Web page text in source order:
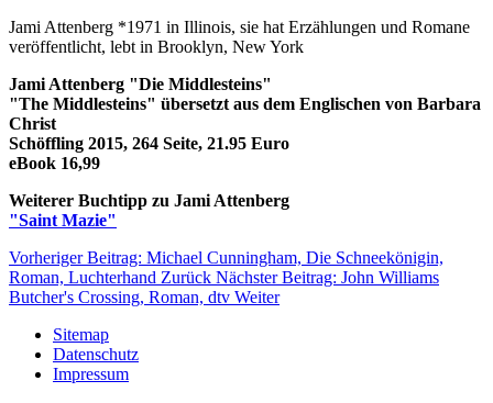
Jami Attenberg *1971 in Illinois, sie hat Erzählungen und Romane
veröffentlicht, lebt in Brooklyn, New York
Jami Attenberg "Die Middlesteins"
"The Middlesteins" übersetzt aus dem Englischen von Barbara
Christ
Schöffling 2015, 264 Seite, 21.95 Euro
eBook 16,99
Weiterer Buchtipp zu Jami Attenberg
"Saint Mazie"
Vorheriger Beitrag: Michael Cunningham, Die Schneekönigin,
Roman, Luchterhand Zurück Nächster Beitrag: John Williams
Butcher's Crossing, Roman, dtv Weiter
Sitemap
Datenschutz
Impressum